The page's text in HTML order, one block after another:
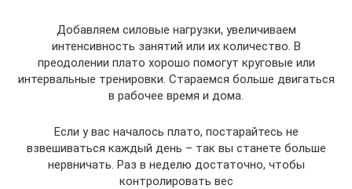
Добавляем силовые нагрузки, увеличиваем
интенсивность занятий или их количество. В
преодолении плато хорошо помогут круговые или
интервальные тренировки. Стараемся больше двигаться
в рабочее время и дома.
Если у вас началось плато, постарайтесь не
взвешиваться каждый день – так вы станете больше
нервничать. Раз в неделю достаточно, чтобы
контролировать вес